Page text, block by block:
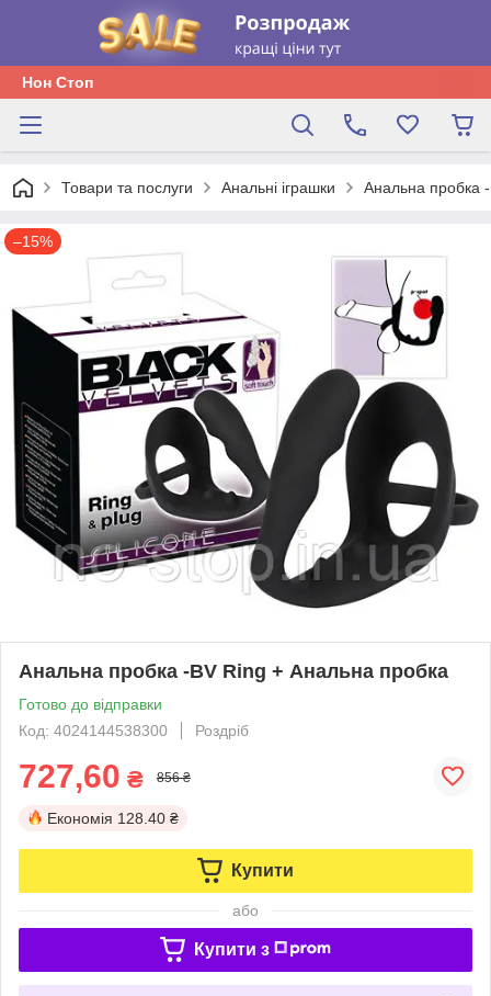
Нон Стоп
Товари та послуги Анальні іграшки Анальна пробка
–15%
Анальна пробка -BV Ring + Анальна пробка
Готово до відправки
Код: 4024144538300
Роздріб
727,60 ₴ 856 ₴
Економія 128.40 ₴
Купити
або
Купити з